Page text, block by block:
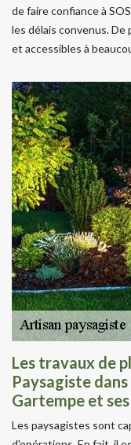
de faire confiance à
les délais convenus.
et accessibles à
Les travaux de
Paysagiste
Gartempe et
Les paysagistes sont